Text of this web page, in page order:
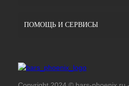
ПОМОЩЬ И СЕРВИСЫ